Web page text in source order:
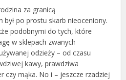
za granicą
był po prostu skarb nieoceniony.
podobnymi do tych, które
w sklepach zwanych
odzieży – od czasu
kawy, prawdziwa
czy mąka. No i – jeszcze rzadziej